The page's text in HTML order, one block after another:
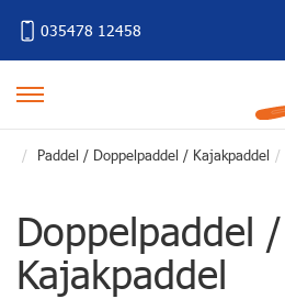
035478 12458
Paddel / Doppelpaddel / Kajakpaddel
Doppelpaddel /
Kajakpaddel